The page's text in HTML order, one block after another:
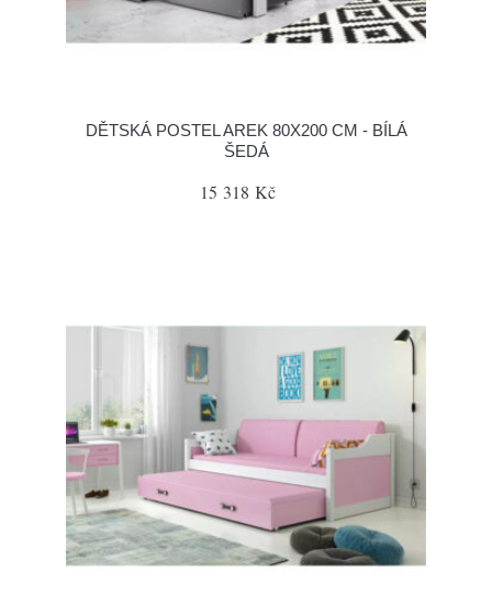
DĚTSKÁ POSTEL AREK 80X200 CM - BÍLÁ
ŠEDÁ
15 318 Kč